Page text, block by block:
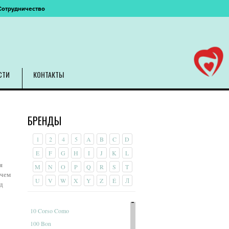
КОНТАКТЫ
БРЕНДЫ
1 2 4 5 A B C
D
E
F G H I J K
L
M
N O P Q R S
T
U
V W X Y Z É Л
10 Corso Como
100 Bon